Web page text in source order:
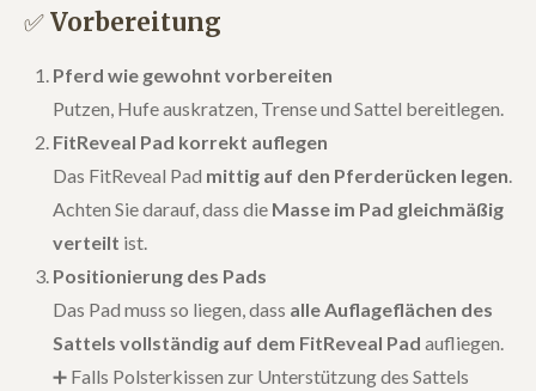
✅Vorbereitung
Pferd wie gewohnt vorbereiten
Putzen, Hufe auskratzen, Trense und Sattel bereitlegen.
FitReveal Pad korrekt auflegen
Das FitReveal Pad mittig auf den Pferderücken legen.
Achten Sie darauf, dass die Masse im Pad gleichmäßig
verteilt ist.
Positionierung des Pads
Das Pad muss so liegen, dass alle Auflageflächen des
Sattels vollständig auf dem FitReveal Pad aufliegen.
➕ Falls Polsterkissen zur Unterstützung des Sattels